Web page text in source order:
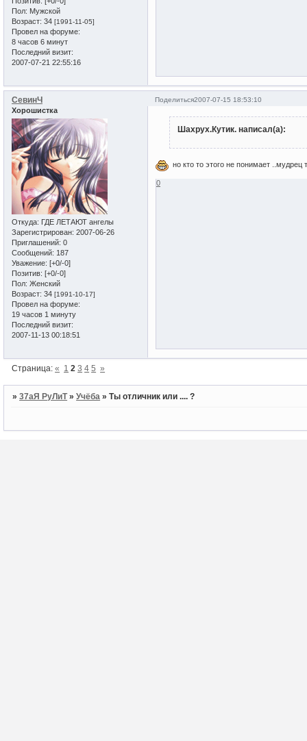
Пол: Мужской
Возраст: 34 [1991-11-05]
Провел на форуме:
8 часов 6 минут
Последний визит:
2007-07-21 22:55:16
Поделиться2007-07-15 18:53:10
СевинЧ
Хорошистка
Откуда: ГДЕ ЛЕТАЮТ ангелы
Зарегистрирован: 2007-06-26
Приглашений: 0
Сообщений: 187
Уважение: [+0/-0]
Позитив: [+0/-0]
Пол: Женский
Возраст: 34 [1991-10-17]
Провел на форуме:
19 часов 1 минуту
Последний визит:
2007-11-13 00:18:51
Шахрух.Кутик. написал(а):
но кто то этого не понимает ..мудрец
0
Страница:« 1 2 3 4 5 »
»37аЯ РуЛиТ »Учёба »Ты отличник или .... ?